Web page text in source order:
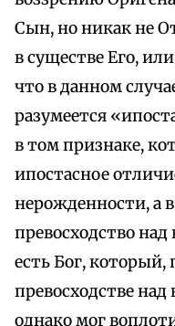
Сын, но никак не
в существе Его,
что в данном
разумеется
в том признаке,
ипостасное
нерожденности, а
превосходство
есть Бог,
превосходстве
однако мог